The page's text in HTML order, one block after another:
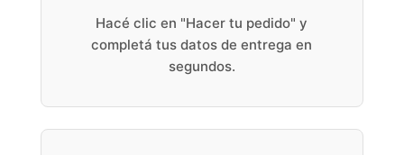
Hacé clic en "Hacer tu pedido" y
completá tus datos de entrega en
segundos.